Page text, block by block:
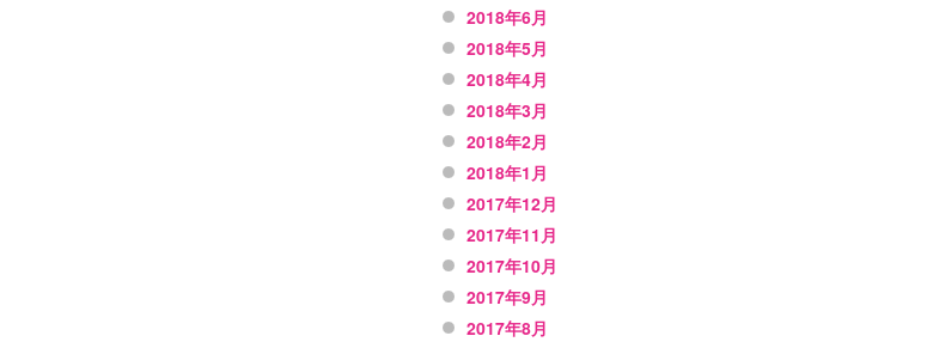
2018年6月
2018年5月
2018年4月
2018年3月
2018年2月
2018年1月
2017年12月
2017年11月
2017年10月
2017年9月
2017年8月